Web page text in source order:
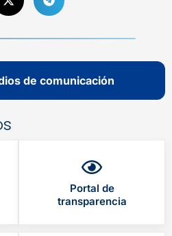
de comunicación
Portal de
transparencia